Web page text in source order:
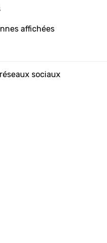
affichées
sociaux